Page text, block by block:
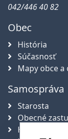
042/446 40 82
Obec
História
Súčasnosť
Mapy obce a
Samospráva
Starosta
Obecné
Hlavný